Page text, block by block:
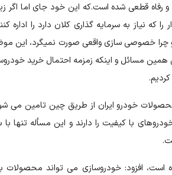
قطعی شده است.که این خود جای اما اگر زیاد
نیاز به سرمایه گذاری کلان دارد را اداره
چرا خصوصی سازی واقعی صورت نمیگرد، این
همین مسائل و اینکه زمزمه احتمال خرید
خودرو ایران از طریق چین تامین می شود
با کیفیت را دارند و این مسأله
است، افزود: خودروسازی می تواند محصولات